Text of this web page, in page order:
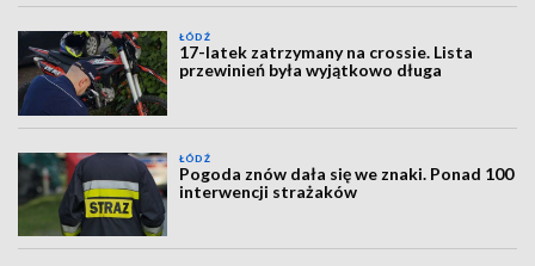
ŁÓDŹ
17-latek zatrzymany na crossie. Lista
przewinień była wyjątkowo długa
ŁÓDŹ
Pogoda znów dała się we znaki. Ponad 100
interwencji strażaków